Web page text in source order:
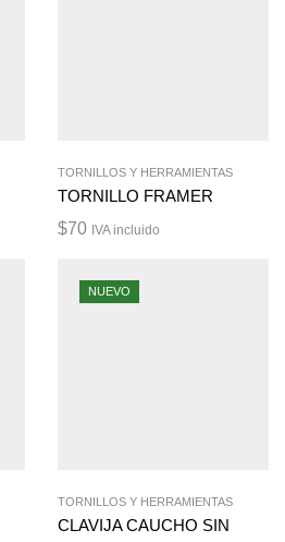
TORNILLOS Y HERRAMIENTAS
TORNILLO FRAMER
$70 IVA incluido
NUEVO
TORNILLOS Y HERRAMIENTAS
CLAVIJA CAUCHO SIN